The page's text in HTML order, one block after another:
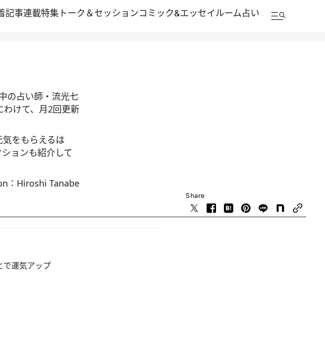
記事連載特集 トーク＆セッションコミック&エッセイルーム占い
の占い師・流光七
けて、月2回更新
をもらえるは
ョンも紹介して
：Hiroshi Tanabe
Share
で運気アップ